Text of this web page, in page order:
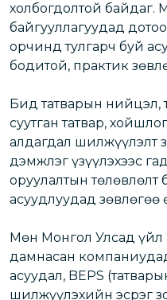
холбогдолтой байдаг.
байгууллагуудад
орчинд тулгарч буй
бодитой, практик
Бид татварын нийцэл,
суутган татвар,
алдагдал шилжүүлэлт
дэмжлэг үзүүлэхээс
оруулалтын төлөвлөлт
асуудлуудад зөвлөгөө
Мөн Монгол Улсад үйл
дамнасан
асуудал, BEPS
шилжүүлэхийн эсрэг